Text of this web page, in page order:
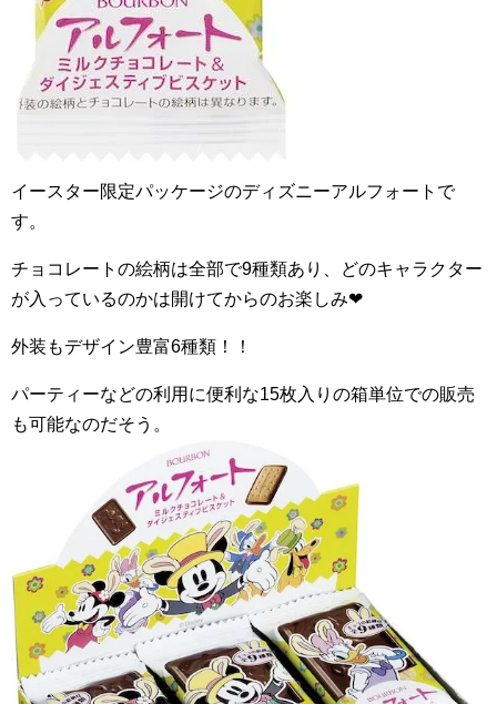
イースター限定パッケージのディズニーアルフォートで
す。
チョコレートの絵柄は全部で9種類あり、どのキャラクター
が入っているのかは開けてからのお楽しみ❤︎
外装もデザイン豊富6種類！！
パーティーなどの利用に便利な15枚入りの箱単位での販売
も可能なのだそう。